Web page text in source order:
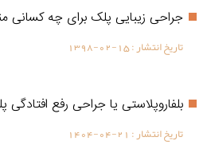
جراحی زیبایی پلک برای چه
تاریخ انتشار :1398-02-15
بلفاروپلاستی یا جراحی رفع افتادگی
تاریخ انتشار : 1404-04-21